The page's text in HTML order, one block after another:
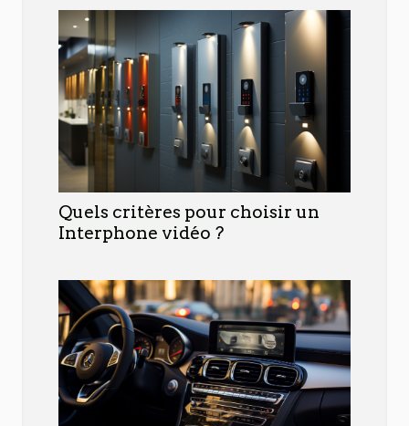
Quels critères pour choisir un
Interphone vidéo ?